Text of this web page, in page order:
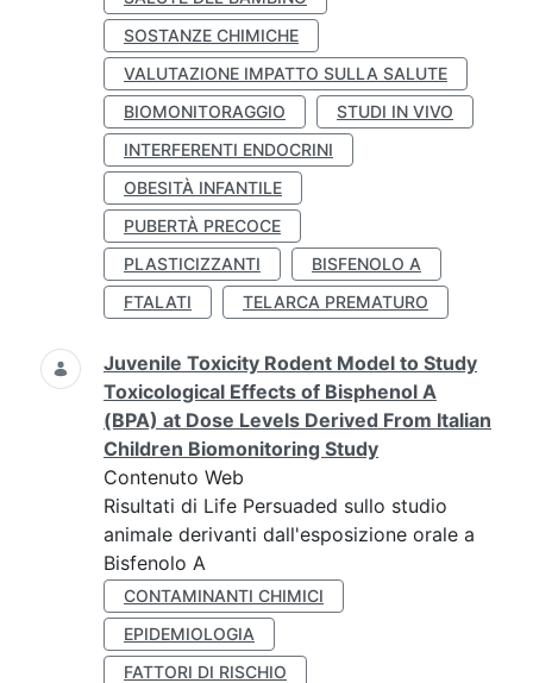
SOSTANZE CHIMICHE
VALUTAZIONE IMPATTO SULLA SALUTE
BIOMONITORAGGIO
STUDI IN VIVO
INTERFERENTI ENDOCRINI
OBESITÀ INFANTILE
PUBERTÀ PRECOCE
PLASTICIZZANTI
BISFENOLO A
FTALATI
TELARCA PREMATURO
Juvenile Toxicity Rodent Model to Study
Toxicological Effects of Bisphenol A
(BPA) at Dose Levels Derived From Italian
Children Biomonitoring Study
Contenuto Web
Risultati di Life Persuaded sullo studio
animale derivanti dall'esposizione orale a
Bisfenolo A
CONTAMINANTI CHIMICI
EPIDEMIOLOGIA
FATTORI DI RISCHIO